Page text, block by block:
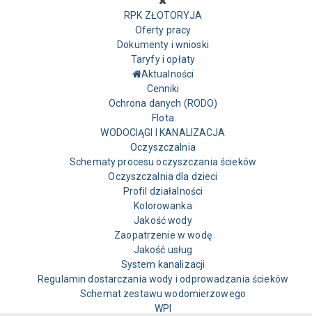
RPK ZŁOTORYJA
Oferty pracy
Dokumenty i wnioski
Taryfy i opłaty
Aktualności
Cenniki
Ochrona danych (RODO)
Flota
WODOCIĄGI I KANALIZACJA
Oczyszczalnia
Schematy procesu oczyszczania ścieków
Oczyszczalnia dla dzieci
Profil działalności
Kolorowanka
Jakość wody
Zaopatrzenie w wodę
Jakość usług
System kanalizacji
Regulamin dostarczania wody i odprowadzania ścieków
Schemat zestawu wodomierzowego
WPI